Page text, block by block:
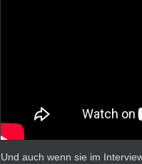
Und auch wenn sie im